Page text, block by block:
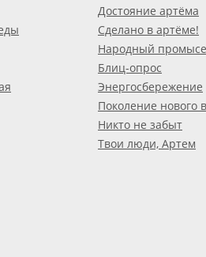
Достояние артёма
Сделано в артёме!
Народный
Блиц-опрос
Энергосбережение
Поколение нового
Никто не забыт
Твои люди, Артем